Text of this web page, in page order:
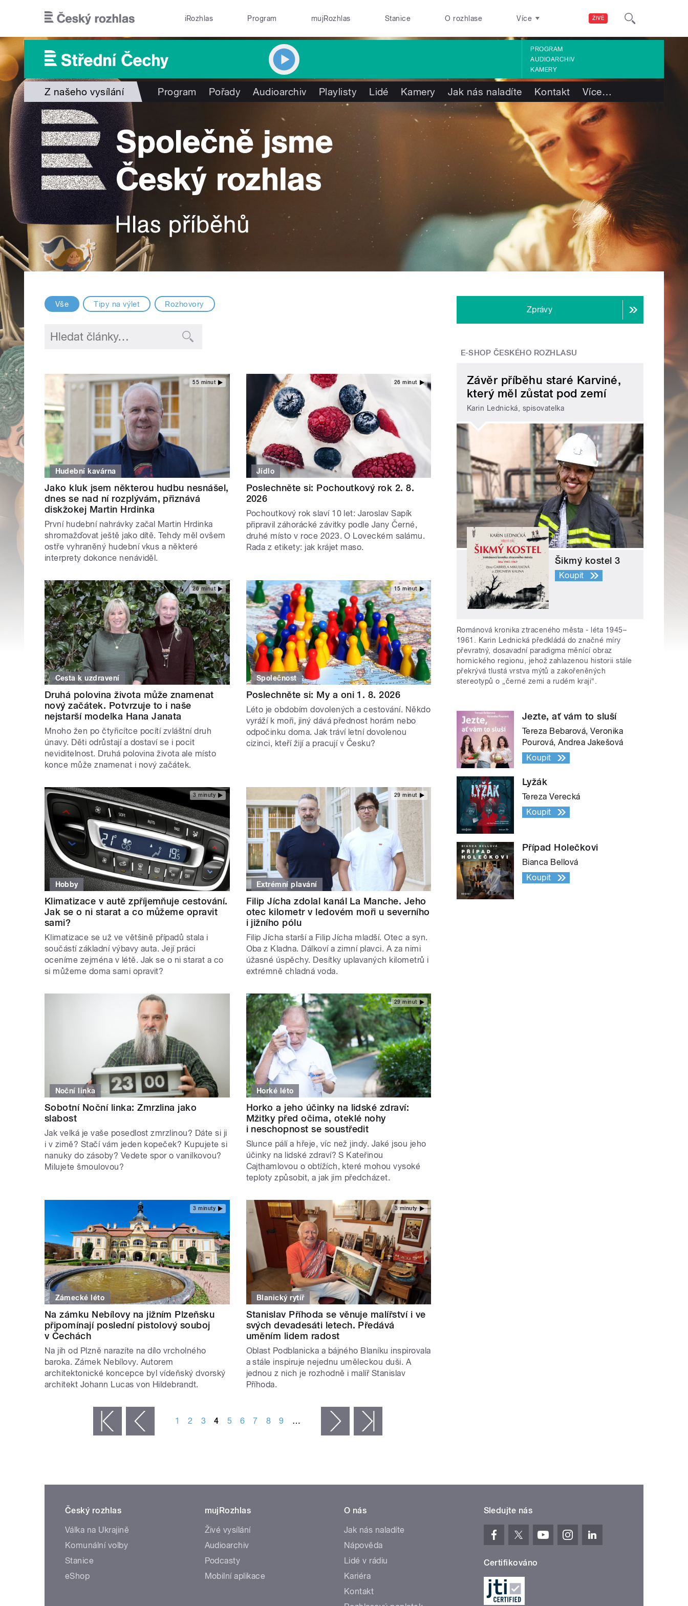
ŽIVĚ
iRozhlas Program mujRozhlas Stanice O rozhlase Více
PROGRAM
AUDIOARCHIV
KAMERY
Z našeho vysílání Program Pořady Audioarchiv Playlisty Lidé Kamery Jak nás naladíte Kontakt Více…
Vše Tipy na výlet Rozhovory
55 minut
Hudební kavárna
Jako kluk jsem některou hudbu nesnášel,
dnes se nad ní rozplývám, přiznává
diskžokej Martin Hrdinka
První hudební nahrávky začal Martin Hrdinka
shromažďovat ještě jako dítě. Tehdy měl ovšem
ostře vyhraněný hudební vkus a některé
interprety dokonce nenáviděl.
26 minut
Jídlo
Poslechněte si: Pochoutkový rok 2. 8.
2026
Pochoutkový rok slaví 10 let: Jaroslav Sapík
připravil záhorácké závitky podle Jany Černé,
druhé místo v roce 2023. O Loveckém salámu.
Rada z etikety: jak krájet maso.
26 minut
Cesta k uzdravení
Druhá polovina života může znamenat
nový začátek. Potvrzuje to i naše
nejstarší modelka Hana Janata
Mnoho žen po čtyřicítce pocítí zvláštní druh
únavy. Děti odrůstají a dostaví se i pocit
neviditelnost. Druhá polovina života ale místo
konce může znamenat i nový začátek.
15 minut
Společnost
Poslechněte si: My a oni 1. 8. 2026
Léto je obdobím dovolených a cestování. Někdo
vyráží k moři, jiný dává přednost horám nebo
odpočinku doma. Jak tráví letní dovolenou
cizinci, kteří žijí a pracují v Česku?
3 minuty
Hobby
Klimatizace v autě zpříjemňuje cestování.
Jak se o ni starat a co můžeme opravit
sami?
Klimatizace se už ve většině případů stala i
součástí základní výbavy auta. Její práci
oceníme zejména v létě. Jak se o ni starat a co
si můžeme doma sami opravit?
29 minut
Extrémní plavání
Filip Jícha zdolal kanál La Manche. Jeho
otec kilometr v ledovém moři u severního
i jižního pólu
Filip Jícha starší a Filip Jícha mladší. Otec a syn.
Oba z Kladna. Dálkoví a zimní plavci. A za nimi
úžasné úspěchy. Desítky uplavaných kilometrů i
extrémně chladná voda.
Noční linka
Sobotní Noční linka: Zmrzlina jako
slabost
Jak velká je vaše posedlost zmrzlinou? Dáte si ji
i v zimě? Stačí vám jeden kopeček? Kupujete si
nanuky do zásoby? Vedete spor o vanilkovou?
Milujete šmoulovou?
29 minut
Horké léto
Horko a jeho účinky na lidské zdraví:
Mžitky před očima, oteklé nohy
i neschopnost se soustředit
Slunce pálí a hřeje, víc než jindy. Jaké jsou jeho
účinky na lidské zdraví? S Kateřinou
Cajthamlovou o obtížích, které mohou vysoké
teploty způsobit, a jak jim předcházet.
3 minuty
Zámecké léto
Na zámku Nebílovy na jižním Plzeňsku
připomínají poslední pistolový souboj
v Čechách
Na jih od Plzně narazíte na dílo vrcholného
baroka. Zámek Nebílovy. Autorem
architektonické koncepce byl vídeňský dvorský
architekt Johann Lucas von Hildebrandt.
3 minuty
Blanický rytíř
Stanislav Příhoda se věnuje malířství i ve
svých devadesáti letech. Předává
uměním lidem radost
Oblast Podblanicka a bájného Blaníku inspirovala
a stále inspiruje nejednu uměleckou duši. A
jednou z nich je rozhodně i malíř Stanislav
Příhoda.
‹ předchozí 1 2 3 4 5 6 7 8 9 … následující ›
Zprávy
E-SHOP ČESKÉHO ROZHLASU
Závěr příběhu staré Karviné,
který měl zůstat pod zemí
Karin Lednická, spisovatelka
Šikmý kostel 3
Koupit
Románová kronika ztraceného města - léta 1945–
1961. Karin Lednická předkládá do značné míry
převratný, dosavadní paradigma měnící obraz
hornického regionu, jehož zahlazenou historii stále
překrývá tlustá vrstva mýtů a zakořeněných
stereotypů o „černé zemi a rudém kraji“.
Jezte, ať vám to sluší
Tereza Bebarová, Veronika
Pourová, Andrea Jakešová
Koupit
Lyžák
Tereza Verecká
Koupit
Případ Holečkovi
Bianca Bellová
Koupit
Český rozhlas
Válka na Ukrajině
Komunální volby
Stanice
eShop
mujRozhlas
Živé vysílání
Audioarchiv
Podcasty
Mobilní aplikace
O nás
Jak nás naladíte
Nápověda
Lidé v rádiu
Kariéra
Kontakt
Sledujte nás
Certifikováno